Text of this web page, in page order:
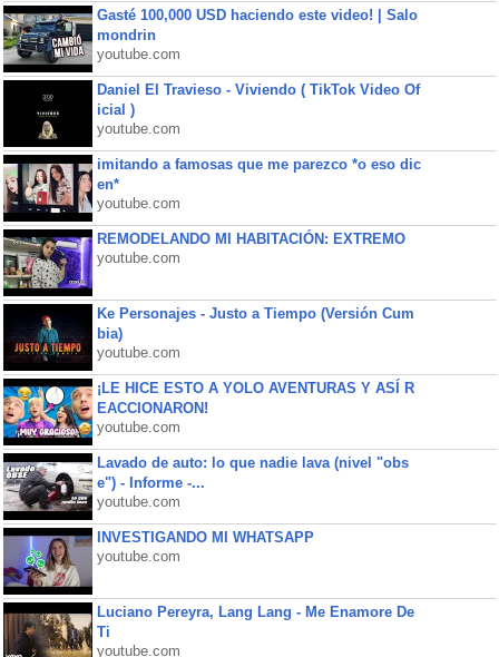
Gasté 100,000 USD haciendo este video! | Salo
mondrin
youtube.com
Daniel El Travieso - Viviendo ( TikTok Video Of
icial )
youtube.com
imitando a famosas que me parezco *o eso dic
en*
youtube.com
REMODELANDO MI HABITACIÓN: EXTREMO
youtube.com
Ke Personajes - Justo a Tiempo (Versión Cum
bia)
youtube.com
¡LE HICE ESTO A YOLO AVENTURAS Y ASÍ R
EACCIONARON!
youtube.com
Lavado de auto: lo que nadie lava (nivel "obs
e") - Informe -...
youtube.com
INVESTIGANDO MI WHATSAPP
youtube.com
Luciano Pereyra, Lang Lang - Me Enamore De
Ti
youtube.com